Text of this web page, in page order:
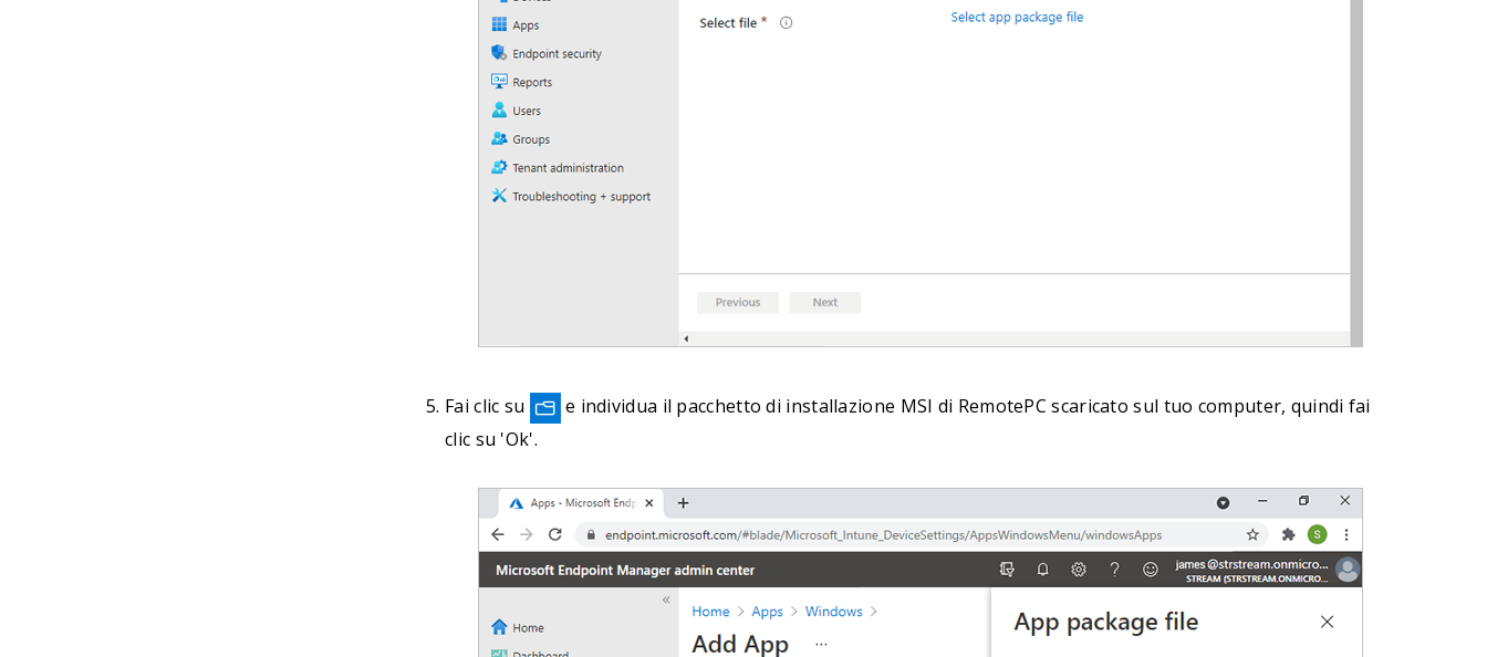
Fai clic su
e individua il pacchetto di installazione MSI di RemotePC scaricato sul tuo computer, quindi fai
clic su 'Ok'.